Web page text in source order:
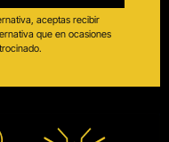
aceptas recibir
que en ocasiones